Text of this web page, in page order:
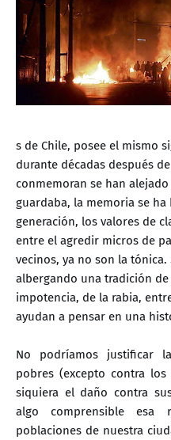
s de Chile, posee el mismo
durante décadas después
conmemoran se han
guardaba, la memoria se
generación, los valores de
entre el agredir micros de
vecinos, ya no son la
albergando una tradición
impotencia, de la rabia,
ayudan a pensar en una
No podríamos justificar
pobres (excepto contra
siquiera el daño contra
algo comprensible esa
poblaciones de nuestra